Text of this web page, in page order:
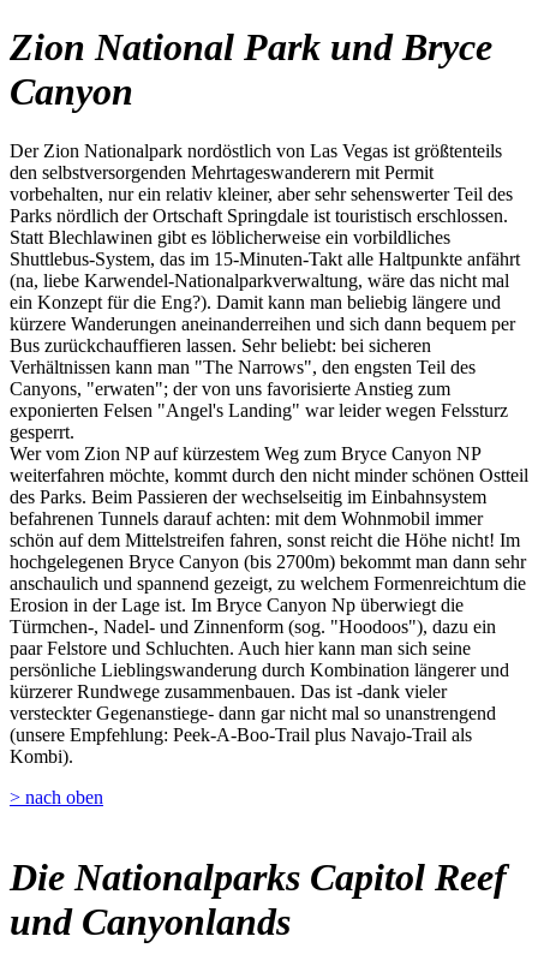
Zion National Park und Bryce
Canyon
Der Zion Nationalpark nordöstlich von Las Vegas ist größtenteils
den selbstversorgenden Mehrtageswanderern mit Permit
vorbehalten, nur ein relativ kleiner, aber sehr sehenswerter Teil des
Parks nördlich der Ortschaft Springdale ist touristisch erschlossen.
Statt Blechlawinen gibt es löblicherweise ein vorbildliches
Shuttlebus-System, das im 15-Minuten-Takt alle Haltpunkte anfährt
(na, liebe Karwendel-Nationalparkverwaltung, wäre das nicht mal
ein Konzept für die Eng?). Damit kann man beliebig längere und
kürzere Wanderungen aneinanderreihen und sich dann bequem per
Bus zurückchauffieren lassen. Sehr beliebt: bei sicheren
Verhältnissen kann man "The Narrows", den engsten Teil des
Canyons, "erwaten"; der von uns favorisierte Anstieg zum
exponierten Felsen "Angel's Landing" war leider wegen Felssturz
gesperrt.
Wer vom Zion NP auf kürzestem Weg zum Bryce Canyon NP
weiterfahren möchte, kommt durch den nicht minder schönen Ostteil
des Parks. Beim Passieren der wechselseitig im Einbahnsystem
befahrenen Tunnels darauf achten: mit dem Wohnmobil immer
schön auf dem Mittelstreifen fahren, sonst reicht die Höhe nicht! Im
hochgelegenen Bryce Canyon (bis 2700m) bekommt man dann sehr
anschaulich und spannend gezeigt, zu welchem Formenreichtum die
Erosion in der Lage ist. Im Bryce Canyon Np überwiegt die
Türmchen-, Nadel- und Zinnenform (sog. "Hoodoos"), dazu ein
paar Felstore und Schluchten. Auch hier kann man sich seine
persönliche Lieblingswanderung durch Kombination längerer und
kürzerer Rundwege zusammenbauen. Das ist -dank vieler
versteckter Gegenanstiege- dann gar nicht mal so unanstrengend
(unsere Empfehlung: Peek-A-Boo-Trail plus Navajo-Trail als
Kombi).
> nach oben
Die Nationalparks Capitol Reef
und Canyonlands